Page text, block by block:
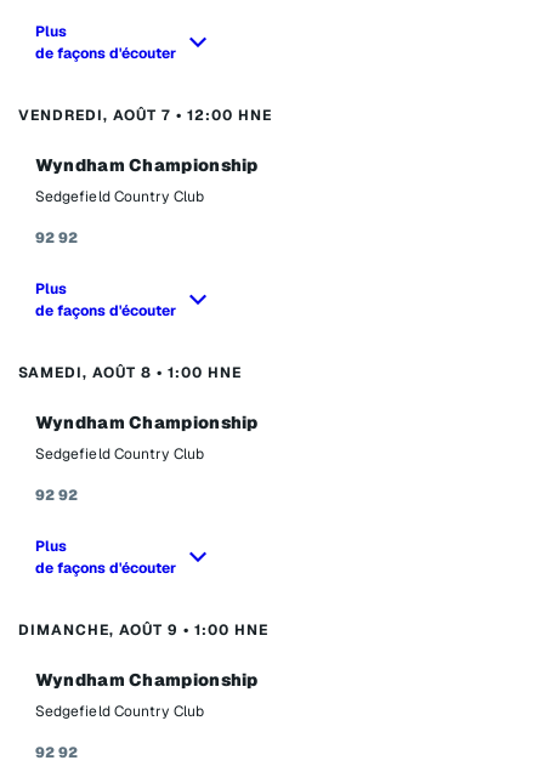
Plus
de façons d'écouter
VENDREDI, AOÛT 7 • 12:00 HNE
Wyndham Championship
Sedgefield Country Club
9292
Plus
de façons d'écouter
SAMEDI, AOÛT 8 • 1:00 HNE
Wyndham Championship
Sedgefield Country Club
9292
Plus
de façons d'écouter
DIMANCHE, AOÛT 9 • 1:00 HNE
Wyndham Championship
Sedgefield Country Club
9292